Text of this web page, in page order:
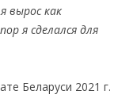
выроскак
ор я сделался для
Беларуси 2021 г.